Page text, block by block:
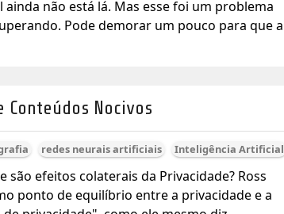
não está lá. Mas esse foi um problema
Pode demorar um pouco para que a
Conteúdos Nocivos
redes neurais artificiais Inteligência Artificial
efeitos colaterais da Privacidade? Ross
ponto de equilíbrio entre a privacidade e a